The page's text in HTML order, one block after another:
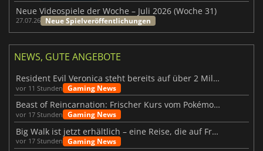
Neue Videospiele der Woche – Juli 2026 (Woche 31)
27.07.26 Neue Spielveröffentlichungen
NEWS, GUTE ANGEBOTE
Resident Evil Veronica steht bereits auf über 2 Millionen Wunschlisten
vor 11 Stunden Gaming News
Beast of Reincarnation: Frischer Kurs vom Pokémon-Studio
vor 17 Stunden Gaming News
Big Walk ist jetzt erhältlich – eine Reise, die auf Freundschaft basiert
vor 17 Stunden Gaming News